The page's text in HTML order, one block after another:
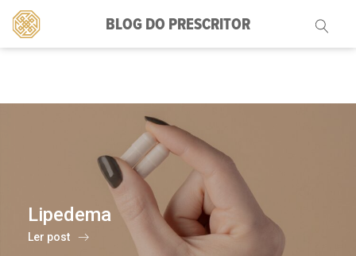
BLOG DO PRESCRITOR
Pesquisar
por:
Lipedema
Ler post